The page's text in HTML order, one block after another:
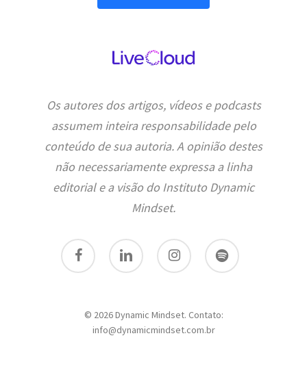
Os autores dos artigos, vídeos e podcasts
assumem inteira responsabilidade pelo
conteúdo de sua autoria. A opinião destes
não necessariamente expressa a linha
editorial e a visão do Instituto Dynamic
Mindset.
facebook linkedin instagram spotify
© 2026 Dynamic Mindset. Contato:
info@dynamicmindset.com.br